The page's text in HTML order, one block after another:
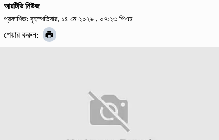
আরটিভি নিউজ
প্রকাশিত: বৃহস্পতিবার, ১৪ মে ২০২৬ , ০৭:২৩ পিএম
শেয়ার করুন: